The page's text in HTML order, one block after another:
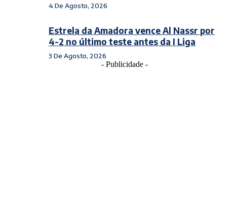
4 De Agosto, 2026
Estrela da Amadora vence Al Nassr por
4-2 no último teste antes da I Liga
3 De Agosto, 2026
- Publicidade -